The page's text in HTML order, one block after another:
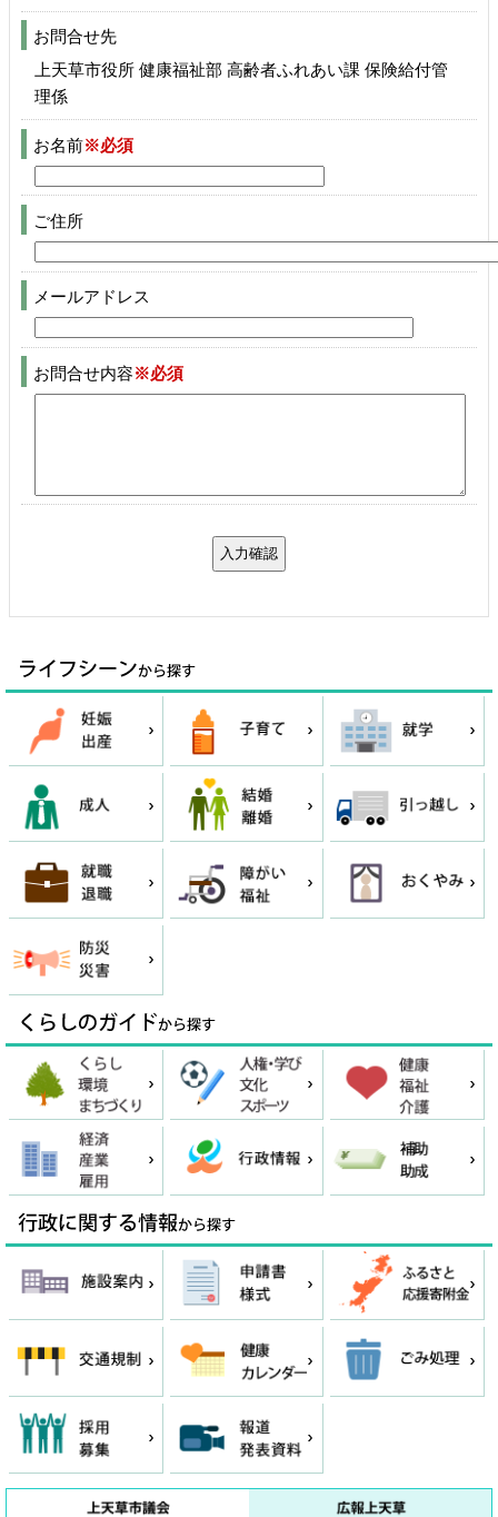
お問合せ先
上天草市役所 健康福祉部 高齢者ふれあい課 保険給付管
理係
お名前※必須
ご住所
メールアドレス
お問合せ内容※必須